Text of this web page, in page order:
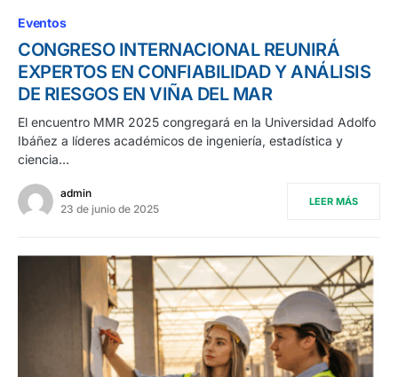
Eventos
CONGRESO INTERNACIONAL REUNIRÁ
EXPERTOS EN CONFIABILIDAD Y ANÁLISIS
DE RIESGOS EN VIÑA DEL MAR
El encuentro MMR 2025 congregará en la Universidad Adolfo
Ibáñez a líderes académicos de ingeniería, estadística y
ciencia…
admin
23 de junio de 2025
LEER MÁS